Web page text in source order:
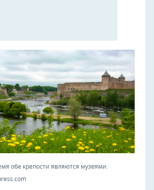
обе крепости являются музеями.